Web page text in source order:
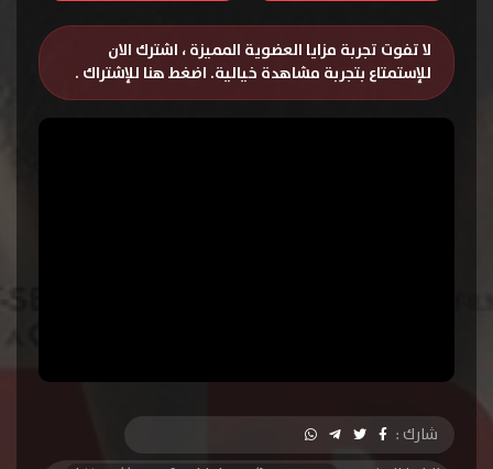
لا تفوت تجربة مزايا العضوية المميزة ، اشترك الان
للإستمتاع بتجربة مشاهدة خيالية. اضغط هنا للإشتراك .
شارك :